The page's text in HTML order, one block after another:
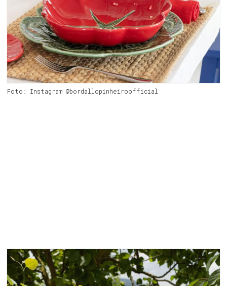
Foto: Instagram @bordallopinheiroofficial